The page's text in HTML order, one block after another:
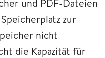
und PDF-Dateien
zur
nicht
die Kapazität für